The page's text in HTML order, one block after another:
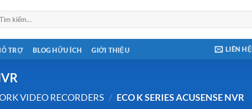
TRỢ BLOG HỮU ÍCH GIỚI THIỆU LIÊN HỆ
VIDEO RECORDERS / ECO K SERIES ACUSENSE NVR